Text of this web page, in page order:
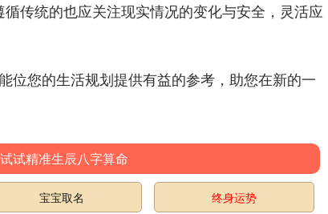
循传统的也应关注现实情况的变化与安全 ，灵活应
位您的生活规划提供有益的参考，助您在新的一
试试精准生辰八字算命
宝宝取名 终身运势